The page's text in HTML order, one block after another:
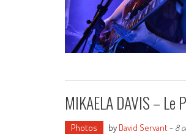
MIKAELA DAVIS –
Photos by David Servant- 8